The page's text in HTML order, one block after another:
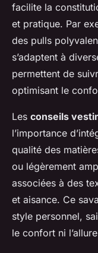
facilite la
et pratique. Par
des pulls
s’adaptent à
permettent de
optimisant le
Les conseils
l’importance
qualité des
ou légèrement
associées à des
et aisance. Ce
style personnel,
le confort ni